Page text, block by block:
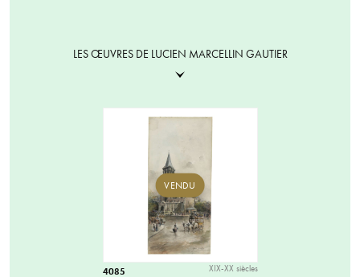
LES ŒUVRES DE LUCIEN MARCELLIN GAUTIER
VENDU
4085 XIX-XX siècles